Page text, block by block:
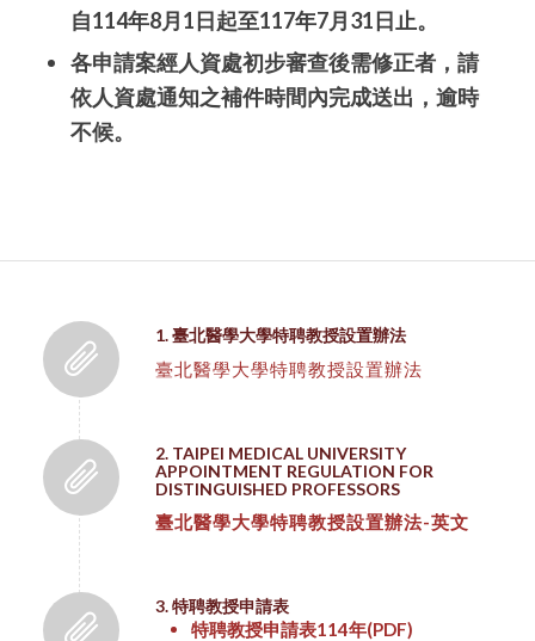
自114年8月1日起至117年7月31日止。
各申請案經人資處初步審查後需修正者，請
依人資處通知之補件時間內完成送出，逾時
不候。
1. 臺北醫學大學特聘教授設置辦法
臺北醫學大學特聘教授設置辦法
2. TAIPEI MEDICAL UNIVERSITY
APPOINTMENT REGULATION FOR
DISTINGUISHED PROFESSORS
臺北醫學大學特聘教授設置辦法-英文
3. 特聘教授申請表
特聘教授申請表114年(PDF)